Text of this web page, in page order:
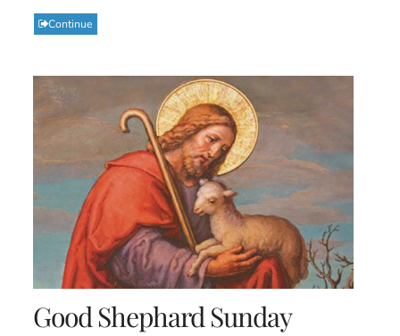
Continue
Good Shephard Sunday